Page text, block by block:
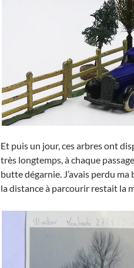
Et puis un jour, ces arbres ont
très longtemps, à chaque
butte dégarnie. J’avais perdu ma
la distance à parcourir restait la